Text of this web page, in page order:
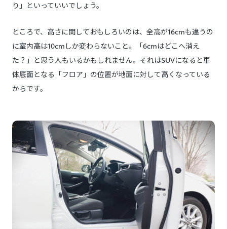
り」といっていいでしょう。
ところで、高さに関しておもしろいのは、全高が16cmも違うの
に室内高は10cmしか変わらないこと。「6cmはどこへ消え
た？」と思う人もいるかもしれません。それはSUVになると車
体底面となる「フロア」の位置が地面に対して高くなっている
からです。